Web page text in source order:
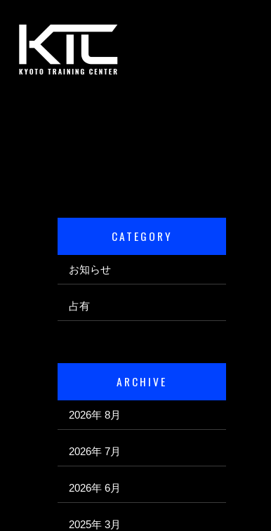
CATEGORY
お知らせ
占有
ARCHIVE
2026年 8月
2026年 7月
2026年 6月
2025年 3月